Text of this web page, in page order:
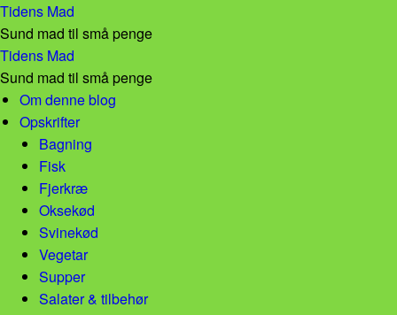
Tidens Mad
Sund mad til små penge
afrikansk peanut kylling – Tidens Mad
Tidens Mad
Sund mad til små penge
Skip to content
Om denne blog
Opskrifter
Bagning
Fisk
Fjerkræ
Oksekød
Svinekød
Vegetar
Supper
Salater & tilbehør